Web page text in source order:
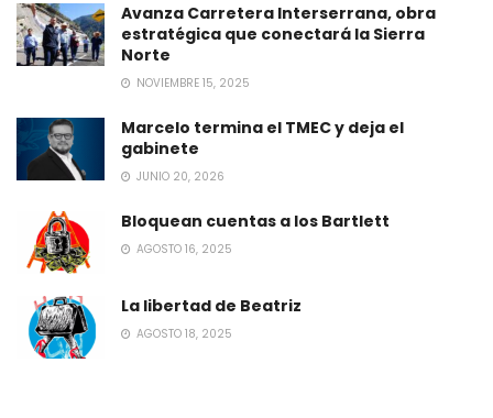
Avanza Carretera Interserrana, obra
estratégica que conectará la Sierra
Norte
NOVIEMBRE 15, 2025
Marcelo termina el TMEC y deja el
gabinete
JUNIO 20, 2026
Bloquean cuentas a los Bartlett
AGOSTO 16, 2025
La libertad de Beatriz
AGOSTO 18, 2025